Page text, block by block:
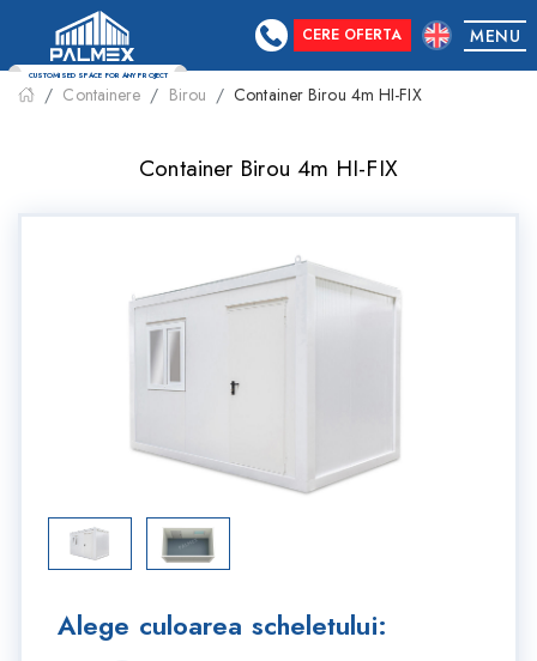
CUSTOMISED SPACE FOR ANY PROJECT
CERE OFERTA MENU
Containere Birou Container Birou 4m HI-FIX
Container Birou 4m HI-FIX
Alege culoarea scheletului: